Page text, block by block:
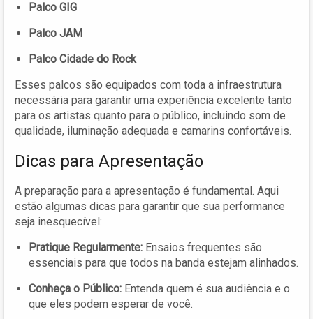
Palco GIG
Palco JAM
Palco Cidade do Rock
Esses palcos são equipados com toda a infraestrutura
necessária para garantir uma experiência excelente tanto
para os artistas quanto para o público, incluindo som de
qualidade, iluminação adequada e camarins confortáveis.
Dicas para Apresentação
A preparação para a apresentação é fundamental. Aqui
estão algumas dicas para garantir que sua performance
seja inesquecível:
Pratique Regularmente: Ensaios frequentes são
essenciais para que todos na banda estejam alinhados.
Conheça o Público: Entenda quem é sua audiência e o
que eles podem esperar de você.